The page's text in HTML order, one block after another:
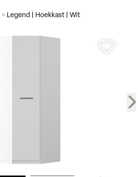
> Legend | Hoekkast | Wit